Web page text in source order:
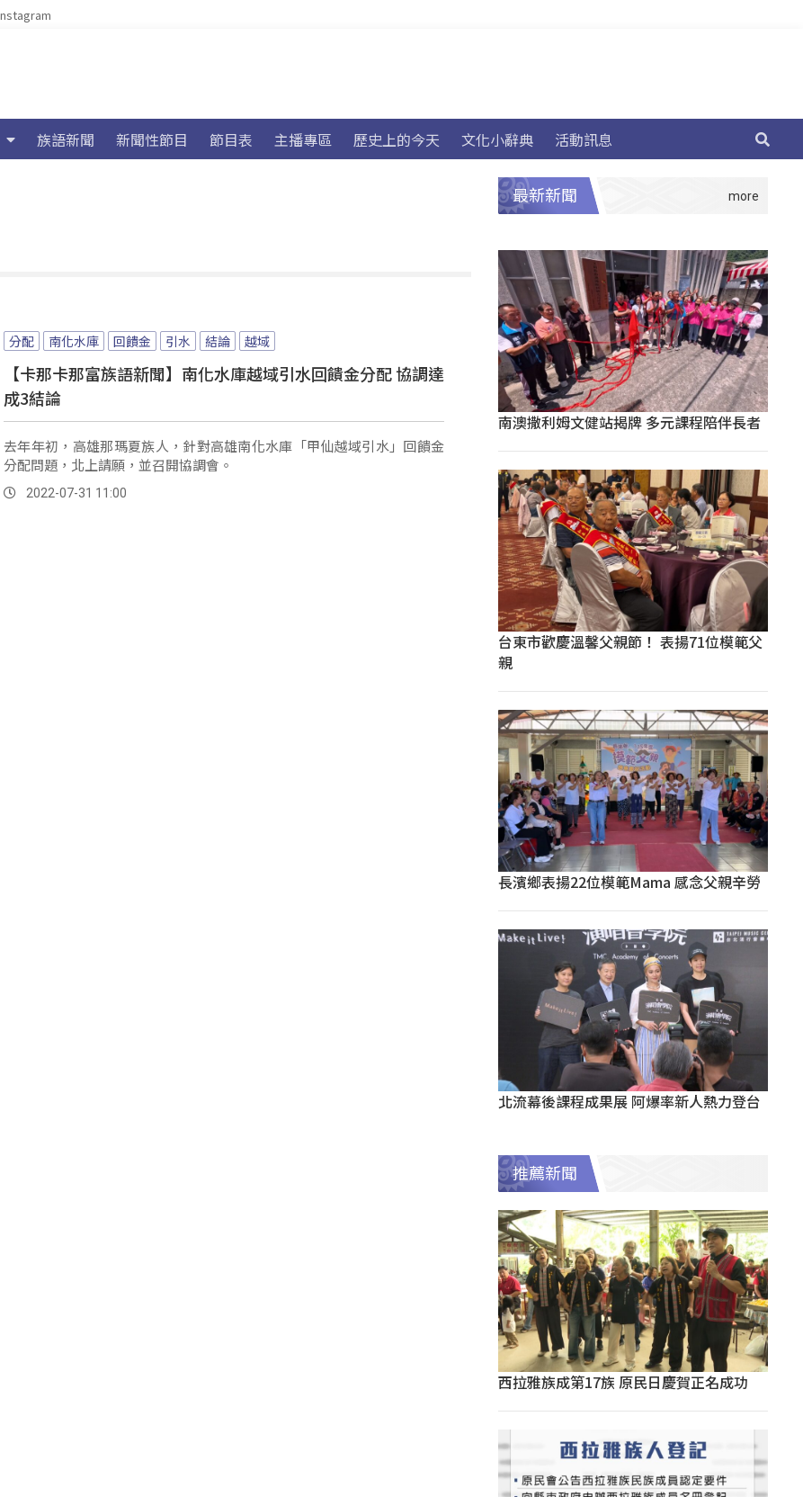
族語新聞 新聞性節目 節目表 主播專區 歷史上的今天 文化小辭典 活動訊息
分配 南化水庫 回饋金 引水 結論 越域
【卡那卡那富族語新聞】南化水庫越域引水回饋金分配 協調達
成3結論
去年年初，高雄那瑪夏族人，針對高雄南化水庫「甲仙越域引水」回饋金
分配問題，北上請願，並召開協調會。
2022-07-31 11:00
最新新聞
南澳撒利姆文健站揭牌 多元課程陪伴長者
台東市歡慶溫馨父親節！ 表揚71位模範父
親
長濱鄉表揚22位模範Mama 感念父親辛勞
北流幕後課程成果展 阿爆率新人熱力登台
推薦新聞
西拉雅族成第17族 原民日慶賀正名成功